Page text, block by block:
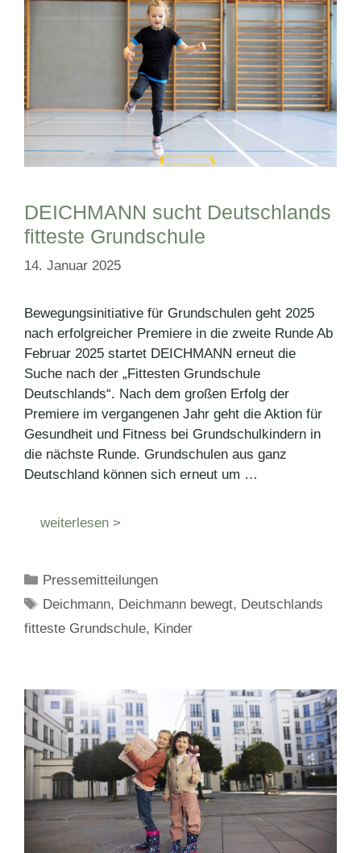
DEICHMANN sucht Deutschlands
fitteste Grundschule
14. Januar 2025
Bewegungsinitiative für Grundschulen geht 2025
nach erfolgreicher Premiere in die zweite Runde Ab
Februar 2025 startet DEICHMANN erneut die
Suche nach der „Fittesten Grundschule
Deutschlands“. Nach dem großen Erfolg der
Premiere im vergangenen Jahr geht die Aktion für
Gesundheit und Fitness bei Grundschulkindern in
die nächste Runde. Grundschulen aus ganz
Deutschland können sich erneut um …
weiterlesen >
Kategorien
Pressemitteilungen
Schlagwörter
Deichmann, Deichmann bewegt, Deutschlands
fitteste Grundschule, Kinder